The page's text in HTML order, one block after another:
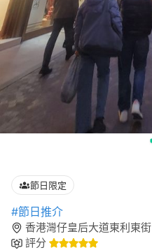
節日限定
#節日推介
香港灣仔皇后大道東利東街
評分